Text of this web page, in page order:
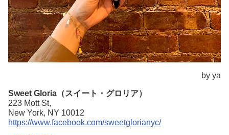
by ya
Sweet Gloria（スイート・グロリア）
223 Mott St,
New York, NY 10012
https://www.facebook.com/sweetglorianyc/